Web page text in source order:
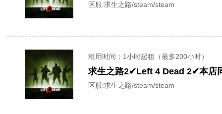
区服:求生之路/steam/steam
租用时间 ：1小时起租（最多200小时）
求生之路2✔Left 4 Dead 2✔本店
区服:求生之路/steam/steam